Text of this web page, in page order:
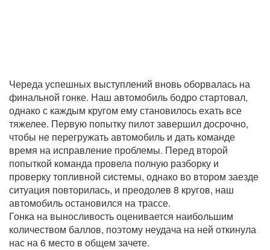
Череда успешных выступлений вновь оборвалась на
финальной гонке. Наш автомобиль бодро стартовал,
однако с каждым кругом ему становилось ехать все
тяжелее. Первую попытку пилот завершил досрочно,
чтобы не перегружать автомобиль и дать команде
время на исправление проблемы. Перед второй
попыткой команда провела полную разборку и
проверку топливной системы, однако во втором заезде
ситуация повторилась, и преодолев 8 кругов, наш
автомобиль остановился на трассе.
Гонка на выносливость оценивается наибольшим
количеством баллов, поэтому неудача на ней откинула
нас на 6 место в общем зачете.